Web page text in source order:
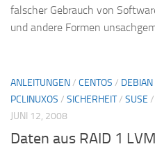
falscher Gebrauch von
und andere Formen
ANLEITUNGEN/ CENTOS / DEBIAN
PCLINUXOS / SICHERHEIT/ SUSE /
JUNI 12, 2008
Daten aus RAID 1